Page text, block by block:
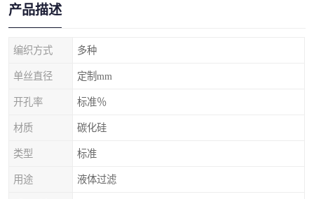
产品描述
编织方式 多种
单丝直径 定制mm
开孔率 标准％
材质 碳化硅
类型 标准
用途 液体过滤